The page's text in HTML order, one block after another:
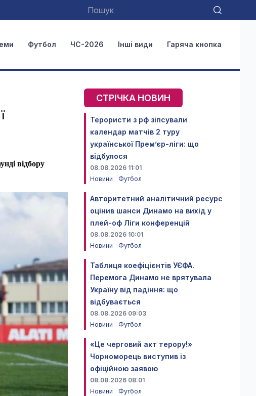
Футбол ЧС-2026 Інші види Гаряча кнопка
відбору
СТРІЧКА НОВИН
Терористи з рф зіпсували
календар матчів 2 туру
української Прем’єр-ліги: що
відбулося
08.08.2026 11:01
Новини
Футбол
Авторитетний аналітичний ресурс
оцінив шанси Динамо на вихід у
плей-оф Ліги конференцій
08.08.2026 10:01
Новини
Футбол
Таблиця коефіцієнтів УЄФА.
Перемога Динамо не врятувала
Україну від падіння: що
відбувається
08.08.2026 09:03
Новини
Футбол
«Це черговий акт терору!»
Чорноморець виступив із
офіційною заявою
08.08.2026 08:01
Новини
Футбол